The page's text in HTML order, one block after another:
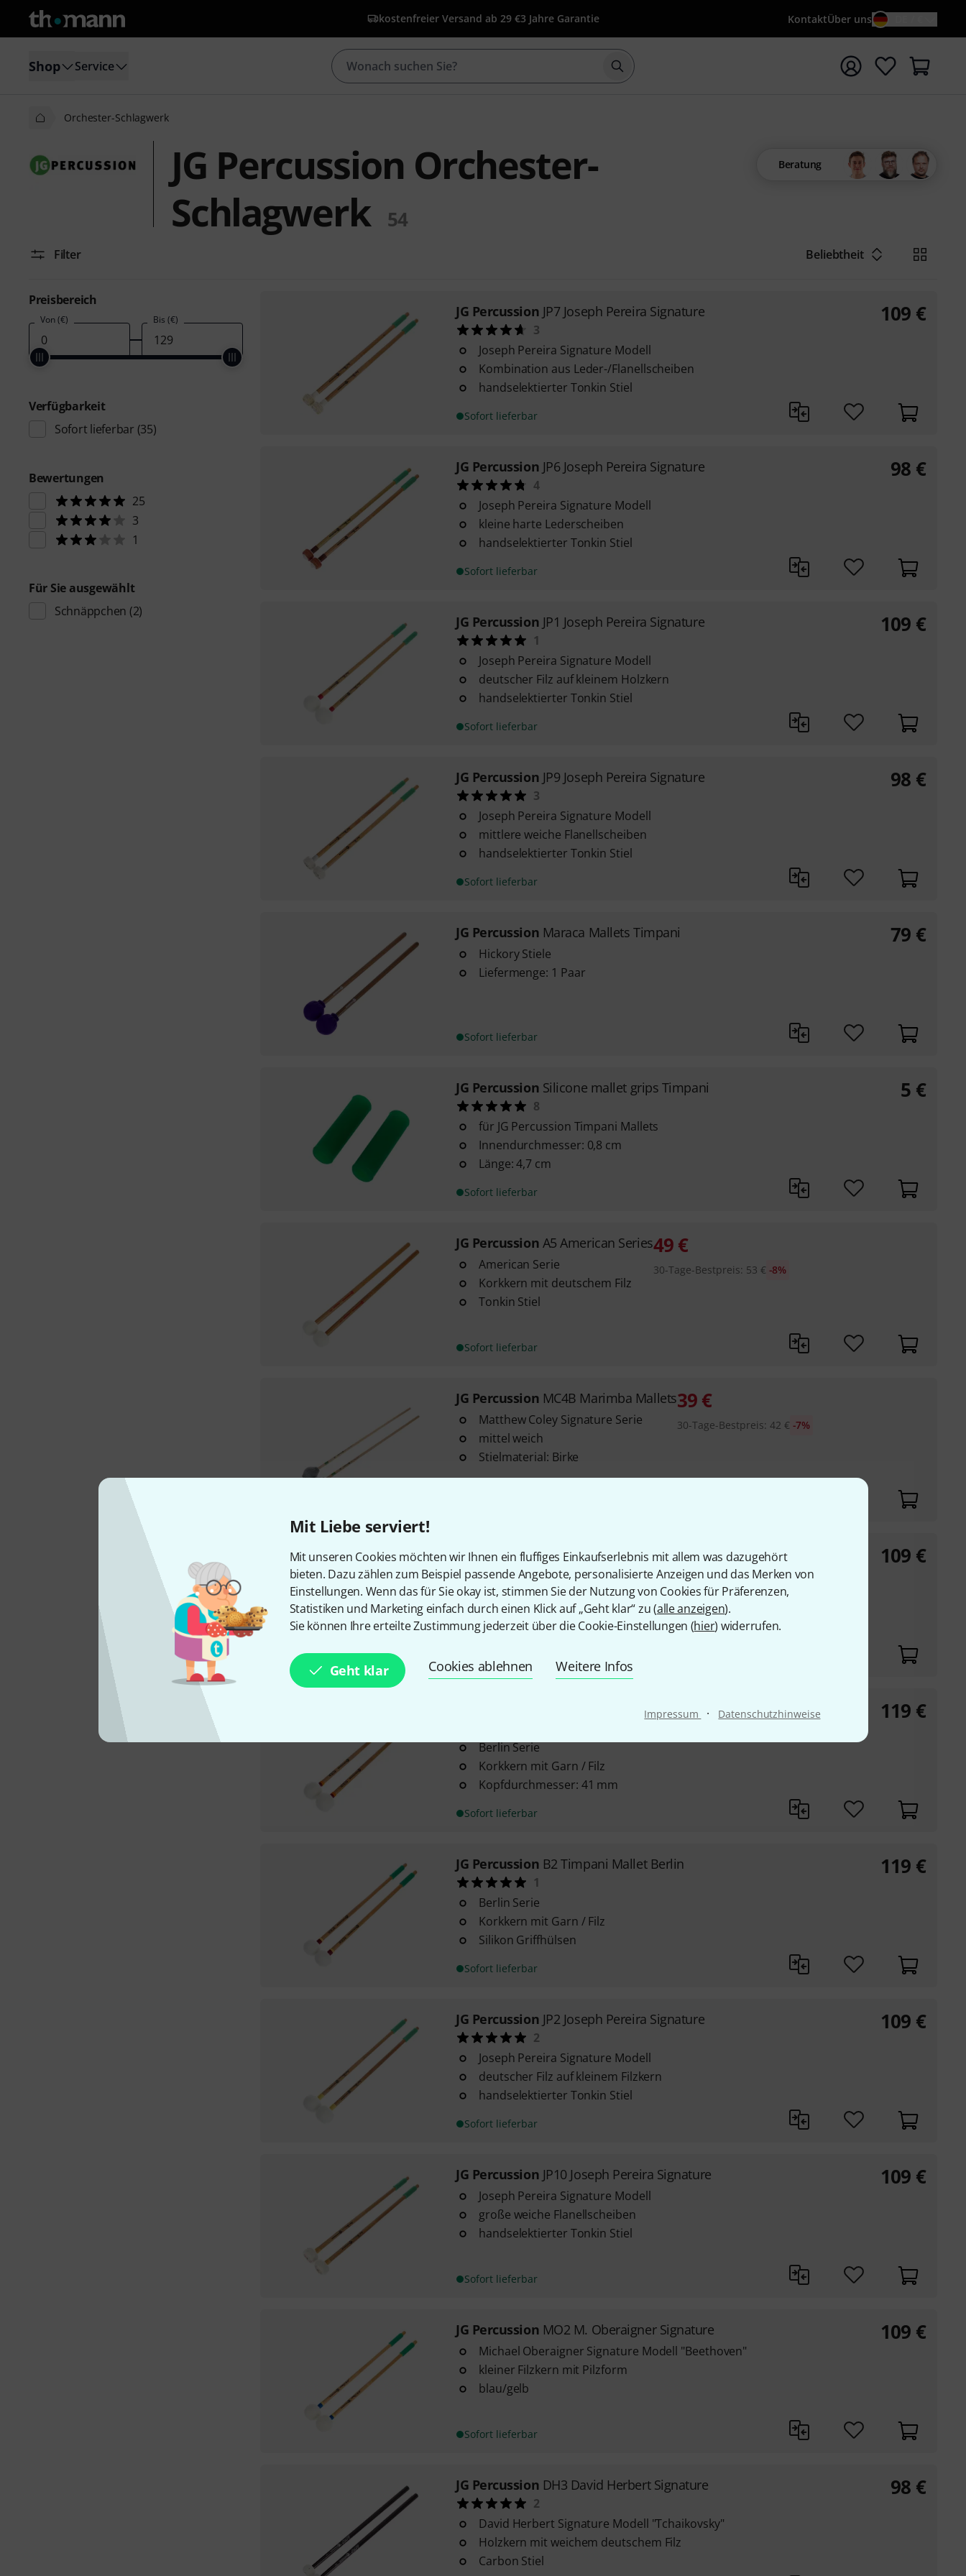
Mit Liebe serviert!
Mit unseren Cookies möchten wir Ihnen ein fluffiges Einkaufserlebnis mit allem was dazugehört
bieten. Dazu zählen zum Beispiel passende Angebote, personalisierte Anzeigen und das Merken von
Einstellungen. Wenn das für Sie okay ist, stimmen Sie der Nutzung von Cookies für Präferenzen,
Statistiken und Marketing einfach durch einen Klick auf „Geht klar“ zu (alle anzeigen).
Sie können Ihre erteilte Zustimmung jederzeit über die Cookie-Einstellungen (hier) widerrufen.
Geht klar Cookies ablehnen Weitere Infos
Impressum · Datenschutzhinweise
kostenfreier Versand ab 29 €3 Jahre Garantie KontaktÜber uns
Shop Service Suche mit Suchwort {searchTerm} starten
Orchester-Schlagwerk
JG Percussion Orchester-
Schlagwerk
54
Beratung
Filter Beliebtheit
Preisbereich
Von (€) Bis (€)
Verfügbarkeit
Sofort lieferbar (35)
Bewertungen
25
3
1
Für Sie ausgewählt
Schnäppchen (2)
JG Percussion JP7 Joseph Pereira Signature
3
Joseph Pereira Signature Modell
Kombination aus Leder-/Flanellscheiben
handselektierter Tonkin Stiel
Sofort lieferbar
109 €
JG Percussion JP6 Joseph Pereira Signature
4
Joseph Pereira Signature Modell
kleine harte Lederscheiben
handselektierter Tonkin Stiel
Sofort lieferbar
98 €
JG Percussion JP1 Joseph Pereira Signature
1
Joseph Pereira Signature Modell
deutscher Filz auf kleinem Holzkern
handselektierter Tonkin Stiel
Sofort lieferbar
109 €
JG Percussion JP9 Joseph Pereira Signature
3
Joseph Pereira Signature Modell
mittlere weiche Flanellscheiben
handselektierter Tonkin Stiel
Sofort lieferbar
98 €
JG Percussion Maraca Mallets Timpani
Hickory Stiele
Liefermenge: 1 Paar
Sofort lieferbar
79 €
JG Percussion Silicone mallet grips Timpani
8
für JG Percussion Timpani Mallets
Innendurchmesser: 0,8 cm
Länge: 4,7 cm
Sofort lieferbar
5 €
JG Percussion A5 American Series
American Serie
Korkkern mit deutschem Filz
Tonkin Stiel
Sofort lieferbar
49€
30-Tage-Bestpreis: 53 € -8%
JG Percussion MC4B Marimba Mallets
Matthew Coley Signature Serie
mittel weich
Stielmaterial: Birke
39€
30-Tage-Bestpreis: 42 € -7%
JG Percussion JP5 Joseph Pereira Signature
Joseph Pereira Signature Modell
deutscher Filz auf Kunststoffkern
handselektierter Tonkin Stiel
Sofort lieferbar
109 €
B3 Timpani Mallet Berlin
Berlin Serie
Korkkern mit Garn / Filz
Kopfdurchmesser: 41 mm
Sofort lieferbar
119 €
JG Percussion B2 Timpani Mallet Berlin
1
Berlin Serie
Korkkern mit Garn / Filz
Silikon Griffhülsen
Sofort lieferbar
119 €
JG Percussion JP2 Joseph Pereira Signature
2
Joseph Pereira Signature Modell
deutscher Filz auf kleinem Filzkern
handselektierter Tonkin Stiel
Sofort lieferbar
109 €
JG Percussion JP10 Joseph Pereira Signature
Joseph Pereira Signature Modell
große weiche Flanellscheiben
handselektierter Tonkin Stiel
Sofort lieferbar
109 €
JG Percussion MO2 M. Oberaigner Signature
Michael Oberaigner Signature Modell "Beethoven"
kleiner Filzkern mit Pilzform
blau/gelb
Sofort lieferbar
109 €
JG Percussion DH3 David Herbert Signature
2
David Herbert Signature Modell "Tchaikovsky"
Holzkern mit weichem deutschem Filz
Carbon Stiel
98 €